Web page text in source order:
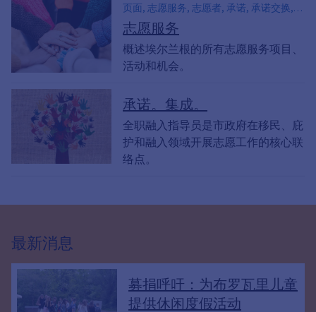
页面, 志愿服务, 志愿者, 承诺, 承诺交换,
致力于埃尔兰根, 忠诚的, 荣誉, 志愿者, 邻
里援助, 公民参与办公室
志愿服务
概述埃尔兰根的所有志愿服务项目、
活动和机会。
承诺。集成。
全职融入指导员是市政府在移民、庇
护和融入领域开展志愿工作的核心联
络点。
最新消息
募捐呼吁：为布罗瓦里儿童
提供休闲度假活动